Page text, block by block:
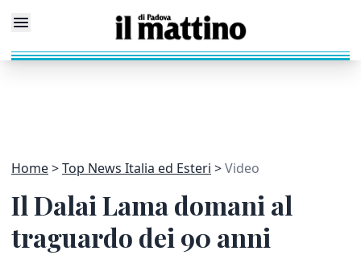
Home Top News Italia ed Esteri Video
Il Dalai Lama domani al
traguardo dei 90 anni